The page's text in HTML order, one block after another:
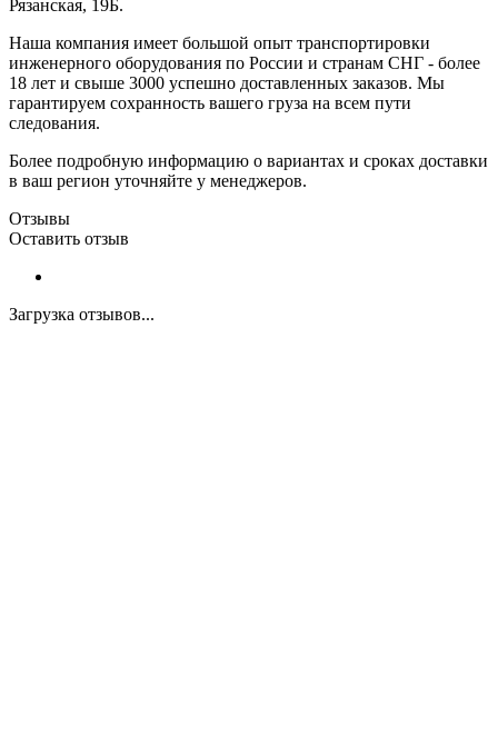
Рязанская, 19Б.
Наша компания имеет большой опыт транспортировки
инженерного оборудования по России и странам СНГ - более
18 лет и свыше 3000 успешно доставленных заказов. Мы
гарантируем сохранность вашего груза на всем пути
следования.
Более подробную информацию о вариантах и сроках доставки
в ваш регион уточняйте у менеджеров.
Отзывы
Оставить отзыв
Загрузка отзывов...